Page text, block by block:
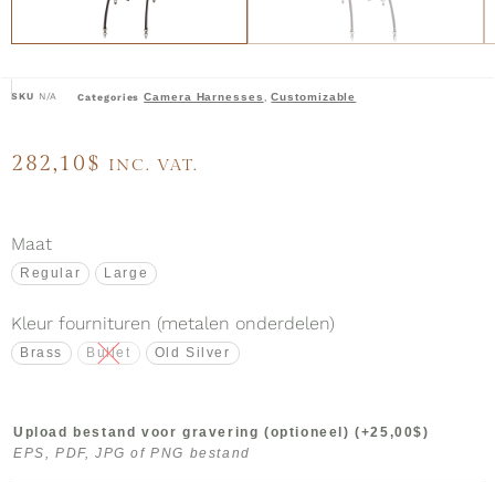
SKU N/A Categories Camera Harnesses ,Customizable
282,10$ INC. VAT.
Maat
Regular Large
Kleur fournituren (metalen onderdelen)
Brass Bullet Old Silver
Upload bestand voor gravering (optioneel)(+25,00$)
EPS, PDF, JPG of PNG bestand